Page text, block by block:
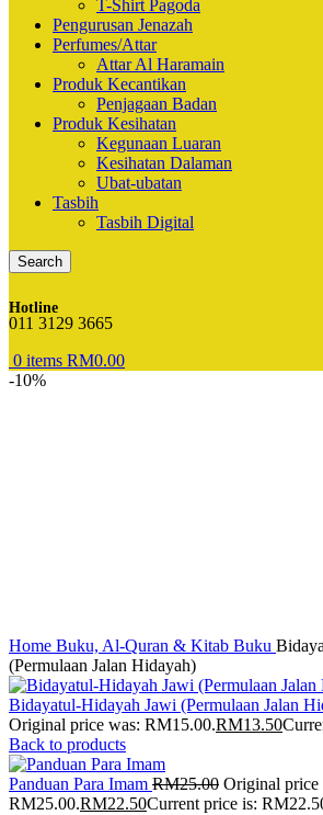
T-Shirt Pagoda
Pengurusan Jenazah
Perfumes/Attar
Attar Al Haramain
Produk Kecantikan
Penjagaan Badan
Produk Kesihatan
Kegunaan Luaran
Kesihatan Dalaman
Ubat-ubatan
Tasbih
Tasbih Digital
Search
Hotline
011 3129 3665
0 items RM0.00
-10%
Home Buku, Al-Quran & Kitab Buku
(Permulaan Jalan Hidayah)
Bidayatul-Hidayah Jawi (Permulaan Jalan
Original price was: RM15.00.RM13.50
Back to products
Panduan Para Imam RM25.00 Original price
RM25.00.RM22.50Current price is: